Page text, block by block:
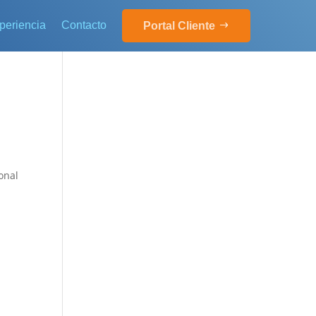
Contacto Portal Cliente